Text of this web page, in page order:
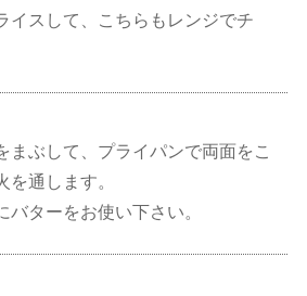
イスして、こちらもレンジでチ
まぶして、プライパンで両面をこ
を通します。
バターをお使い下さい。